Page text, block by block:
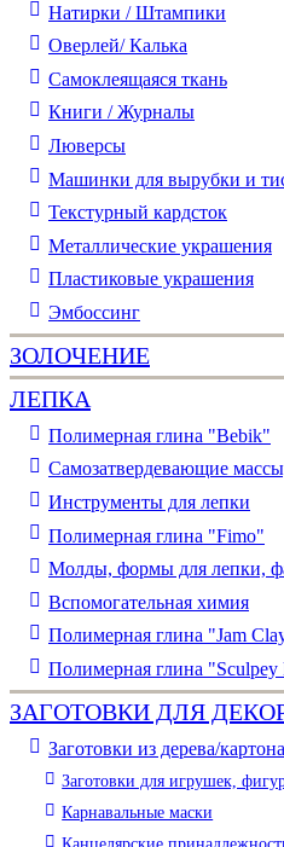
Натирки / Штампики
Оверлей/ Калька
Самоклеящаяся ткань
Книги / Журналы
Люверсы
Машинки для вырубки и
Текстурный кардсток
Металлические украшения
Пластиковые украшения
Эмбоссинг
ЗОЛОЧЕНИЕ
ЛЕПКА
Полимерная глина "Bebik"
Самозатвердевающие
Инструменты для лепки
Полимерная глина "Fimo"
Молды, формы для лепки,
Вспомогательная химия
Полимерная глина "Jam
Полимерная глина "Sculpey
ЗАГОТОВКИ ДЛЯ
Заготовки из дерева/картона
Заготовки для игрушек,
Карнавальные маски
Канцелярские